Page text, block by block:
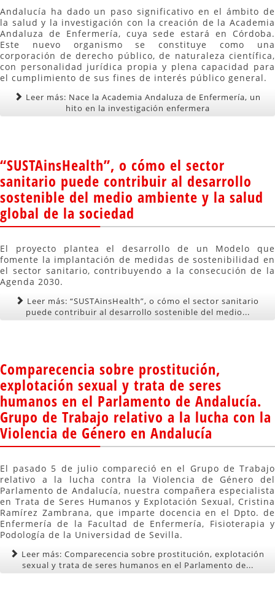
Andalucía ha dado un paso significativo en el ámbito de
la salud y la investigación con la creación de la Academia
Andaluza de Enfermería, cuya sede estará en Córdoba.
Este nuevo organismo se constituye como una
corporación de derecho público, de naturaleza científica,
con personalidad jurídica propia y plena capacidad para
el cumplimiento de sus fines de interés público general.
Leer más: Nace la Academia Andaluza de Enfermería, un
hito en la investigación enfermera
“SUSTAinsHealth”, o cómo el sector
sanitario puede contribuir al desarrollo
sostenible del medio ambiente y la salud
global de la sociedad
El proyecto plantea el desarrollo de un Modelo que
fomente la implantación de medidas de sostenibilidad en
el sector sanitario, contribuyendo a la consecución de la
Agenda 2030.
Leer más: “SUSTAinsHealth”, o cómo el sector sanitario
puede contribuir al desarrollo sostenible del medio...
Comparecencia sobre prostitución,
explotación sexual y trata de seres
humanos en el Parlamento de Andalucía.
Grupo de Trabajo relativo a la lucha con la
Violencia de Género en Andalucía
El pasado 5 de julio compareció en el Grupo de Trabajo
relativo a la lucha contra la Violencia de Género del
Parlamento de Andalucía, nuestra compañera especialista
en Trata de Seres Humanos y Explotación Sexual, Cristina
Ramírez Zambrana, que imparte docencia en el Dpto. de
Enfermería de la Facultad de Enfermería, Fisioterapia y
Podología de la Universidad de Sevilla.
Leer más: Comparecencia sobre prostitución, explotación
sexual y trata de seres humanos en el Parlamento de...